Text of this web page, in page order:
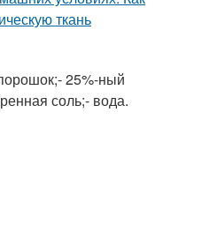
25%-ный
соль;- вода.